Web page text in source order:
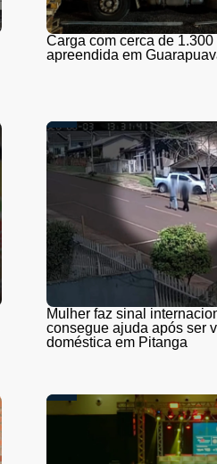
Carga com cerca de
apreendida em
Mulher faz sinal
consegue ajuda após ser
doméstica em Pitanga